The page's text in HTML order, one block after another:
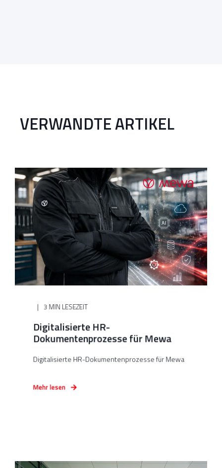
VERWANDTE ARTIKEL
3 MIN LESEZEIT
Digitalisierte HR-
Dokumentenprozesse für Mewa
Digitalisierte HR-Dokumentenprozesse für Mewa
Mehr lesen